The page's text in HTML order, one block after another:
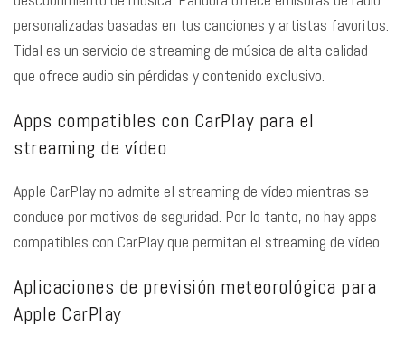
personalizadas basadas en tus canciones y artistas favoritos.
Tidal es un servicio de streaming de música de alta calidad
que ofrece audio sin pérdidas y contenido exclusivo.
Apps compatibles con CarPlay para el
streaming de vídeo
Apple CarPlay no admite el streaming de vídeo mientras se
conduce por motivos de seguridad. Por lo tanto, no hay apps
compatibles con CarPlay que permitan el streaming de vídeo.
Aplicaciones de previsión meteorológica para
Apple CarPlay